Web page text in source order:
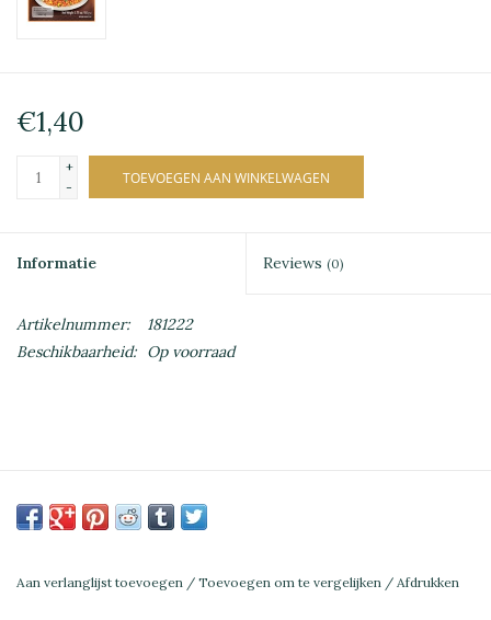
€1,40
+
-
TOEVOEGEN AAN WINKELWAGEN
Informatie Reviews (0)
Artikelnummer:
181222
Beschikbaarheid:
Op voorraad
Aan verlanglijst toevoegen / Toevoegen om te vergelijken / Afdrukken